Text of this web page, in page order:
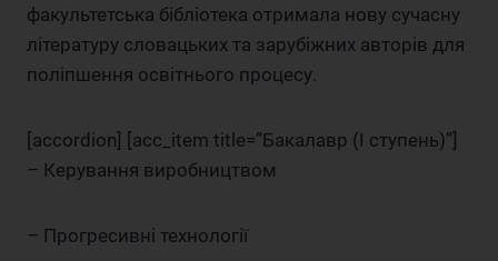
факультетська бібліотека отримала нову сучасну
літературу словацьких та зарубіжних авторів для
поліпшення освітнього процесу.
[accordion] [acc_item title=”Бакалавр (I ступень)”]
– Керування виробництвом
– Прогресивні технології